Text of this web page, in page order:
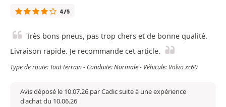
4/5
Très bons pneus, pas trop chers et de bonne qualité.
Livraison rapide. Je recommande cet article.
Type de route: Tout terrain - Conduite: Normale - Véhicule: Volvo xc60
Avis déposé le 10.07.26 par Cadic suite à une expérience
d'achat du 10.06.26